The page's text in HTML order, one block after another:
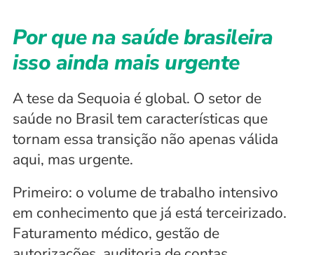
Por que na saúde brasileira
isso ainda mais urgente
A tese da Sequoia é global. O setor de
saúde no Brasil tem características que
tornam essa transição não apenas válida
aqui, mas urgente.
Primeiro: o volume de trabalho intensivo
em conhecimento que já está terceirizado.
Faturamento médico, gestão de